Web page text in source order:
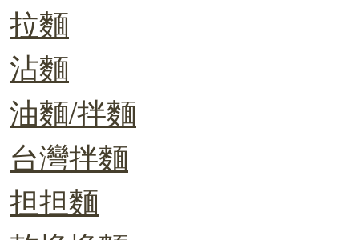
拉麵
沾麵
油麵/拌麵
台灣拌麵
担担麵